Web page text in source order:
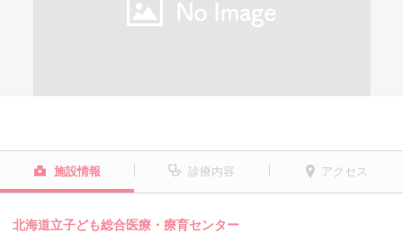
施設情報 診療内容 アクセス
北海道立子ども総合医療・療育センター